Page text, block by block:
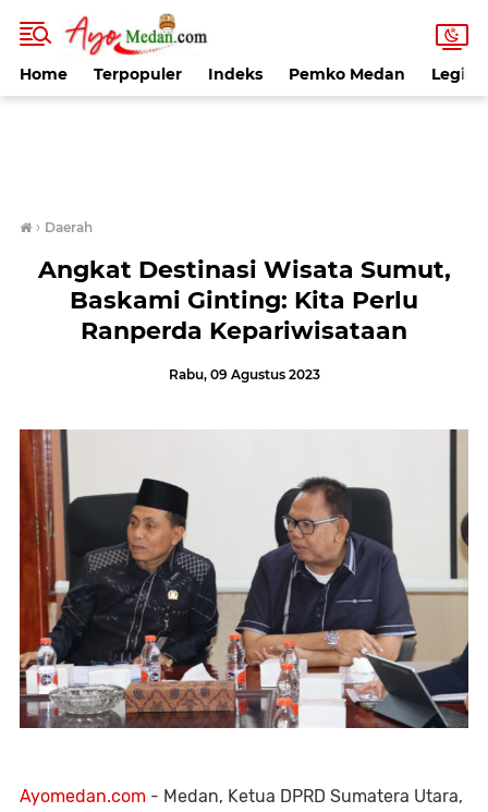
Home Terpopuler Indeks Pemko Medan
› Daerah
Angkat Destinasi Wisata Sumut,
Baskami Ginting: Kita Perlu
Ranperda Kepariwisataan
Rabu, 09 Agustus 2023
Ayomedan.com - Medan, Ketua DPRD Sumatera Utara,